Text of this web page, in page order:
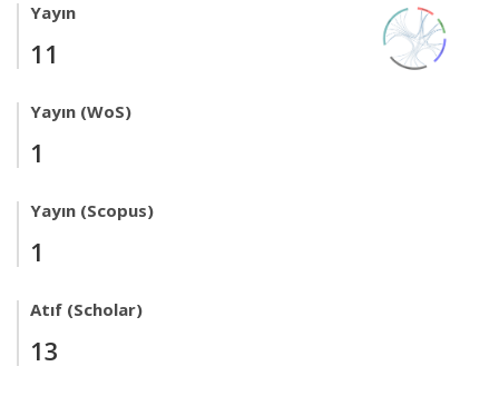
Yayın
11
Yayın (WoS)
1
Yayın (Scopus)
1
Atıf (Scholar)
13